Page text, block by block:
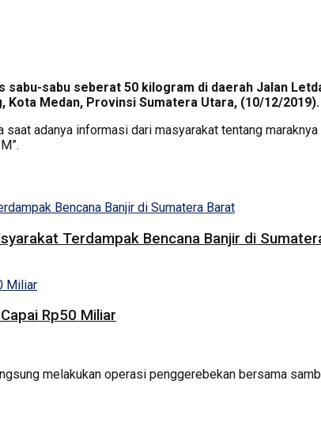
sabu seberat 50 kilogram di daerah Jalan
Kota Medan, Provinsi Sumatera Utara, (10/12/2019).
adanya informasi dari masyarakat tentang
Terdampak Bencana Banjir di
Rp50 Miliar
melakukan operasi penggerebekan bersama